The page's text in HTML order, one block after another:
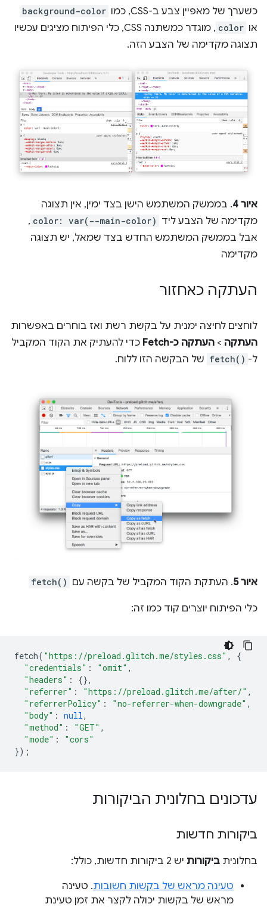
כשערך של מאפיין צבע ב-CSS, כמו background-color
או color
, מוגדר כמשתנה CSS, כלי הפיתוח מציגים עכשיו
תצוגה מקדימה של הצבע הזה.
איור 4
. בממשק המשתמש הישן בצד ימין, אין תצוגה
מקדימה של הצבע ליד color: var(--main-color)
,
אבל בממשק המשתמש החדש בצד שמאל, יש תצוגה
מקדימה
העתקה כאחזור
לוחצים לחיצה ימנית על בקשת רשת ואז בוחרים באפשרות
העתקה > העתקה כ-Fetch
כדי להעתיק את הקוד המקביל
ל- fetch() של הבקשה הזו ללוח.
איור 5 . העתקת הקוד המקביל של בקשה עם fetch()
כלי הפיתוח יוצרים קוד כמו זה:
fetch( "https://preload.glitch.me/styles.css" ,
{
"credentials" : "omit" ,
"headers" :
{},
"referrer" : "https://preload.glitch.me/after/" ,
"referrerPolicy" : "no-referrer-when-downgrade" ,
"body" : null,
"method" : "GET" ,
"mode" :
"cors"
});
עדכונים בחלונית הביקורות
ביקורות חדשות
בחלונית ביקורות יש 2 ביקורות חדשות, כולל:
טעינה מראש של בקשות חשובות. טעינה
מראש של בקשות יכולה לקצר את זמן טעינת